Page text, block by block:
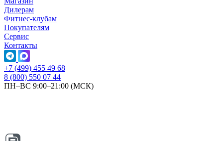
Дилерам
Фитнес-клубам
Покупателям
Сервис
Контакты
+7 (499) 455 49 68
8 (800) 550 07 44
ПН–ВС 9:00–21:00 (МСК)